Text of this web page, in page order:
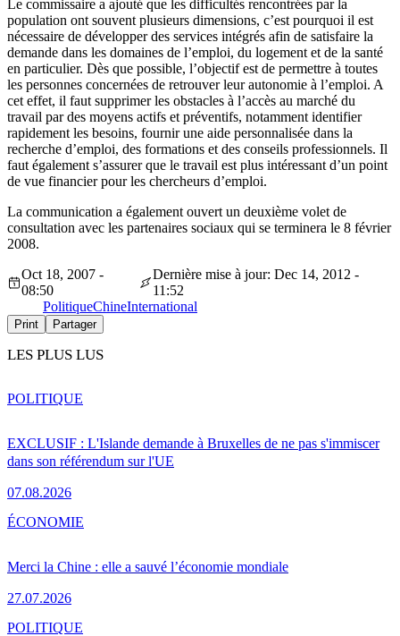
Le commissaire a ajouté que les difficultés rencontrées par la
population ont souvent plusieurs dimensions, c’est pourquoi il est
nécessaire de développer des services intégrés afin de satisfaire la
demande dans les domaines de l’emploi, du logement et de la santé
en particulier. Dès que possible, l’objectif est de permettre à toutes
les personnes concernées de retrouver leur autonomie à l’emploi. A
cet effet, il faut supprimer les obstacles à l’accès au marché du
travail par des moyens actifs et préventifs, notamment identifier
rapidement les besoins, fournir une aide personnalisée dans la
recherche d’emploi, des formations et des conseils professionnels. Il
faut également s’assurer que le travail est plus intéressant d’un point
de vue financier pour les chercheurs d’emploi.
La communication a également ouvert un deuxième volet de
consultation avec les partenaires sociaux qui se terminera le 8 février
2008.
Oct 18, 2007 -
08:50
Dernière mise à jour: Dec 14, 2012 -
11:52
PolitiqueChineInternational
Print Partager
LES PLUS LUS
EXCLUSIF : L'Islande demande à Bruxelles de ne pas s'immiscer
dans son référendum sur l'UE
07.08.2026
POLITIQUE
Merci la Chine : elle a sauvé l’économie mondiale
27.07.2026
ÉCONOMIE
POLITIQUE